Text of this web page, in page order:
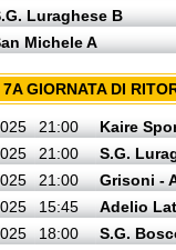
Luraghese B
Michele A
7A GIORNATA DI
21:00 Kaire
21:00 S.G.
21:00 Grisoni -
15:45 Adelio
18:00 S.G.